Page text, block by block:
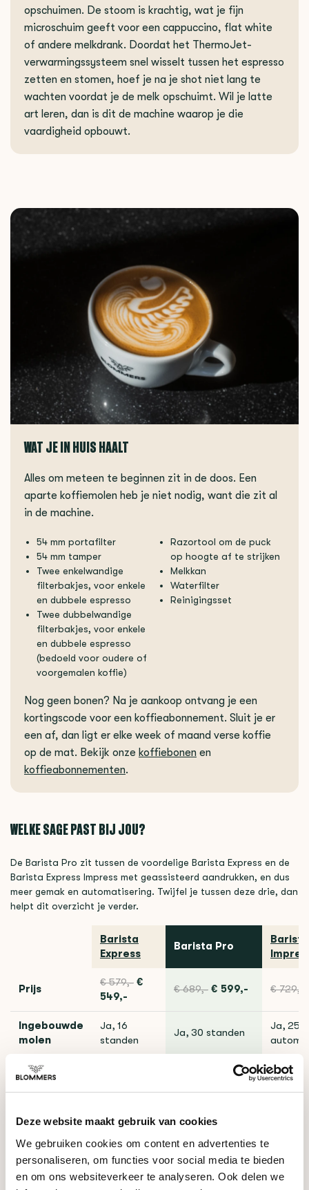
Deze website maakt gebruik van cookies
We gebruiken cookies om content en advertenties te
personaliseren, om functies voor social media te bieden
en om ons websiteverkeer te analyseren. Ook delen we
opschuimen. De stoom is krachtig, wat je fijn
microschuim geeft voor een cappuccino, flat white
of andere melkdrank. Doordat het ThermoJet-
verwarmingssysteem snel wisselt tussen het espresso
zetten en stomen, hoef je na je shot niet lang te
wachten voordat je de melk opschuimt. Wil je latte
art leren, dan is dit de machine waarop je die
vaardigheid opbouwt.
WAT JE IN HUIS HAALT
Alles om meteen te beginnen zit in de doos. Een
aparte koffiemolen heb je niet nodig, want die zit al
in de machine.
54 mm portafilter
54 mm tamper
Twee enkelwandige
filterbakjes, voor enkele
en dubbele espresso
Twee dubbelwandige
filterbakjes, voor enkele
en dubbele espresso
(bedoeld voor oudere of
voorgemalen koffie)
Razortool om de puck
op hoogte af te strijken
Melkkan
Waterfilter
Reinigingsset
Nog geen bonen? Na je aankoop ontvang je een
kortingscode voor een koffieabonnement. Sluit je er
een af, dan ligt er elke week of maand verse koffie
op de mat. Bekijk onze koffiebonen en
koffieabonnementen.
WELKE SAGE PAST BIJ JOU?
De Barista Pro zit tussen de voordelige Barista Express en de
Barista Express Impress met geassisteerd aandrukken, en dus
meer gemak en automatisering. Twijfel je tussen deze drie, dan
helpt dit overzicht je verder.
Barista
Express
Barista Pro
Prijs
€ 579,- €
549,-
€ 689,- € 599,- € 729,-
Ingebouwde
molen
Ja, 16
standen
Ja, 30 standen
Ja, 25
Verwarming
ThermoJet, 3
Bediening
Knoppen +
drukmeter
Knoppen + LCD +
shot-timer
Zelf zetten, snel